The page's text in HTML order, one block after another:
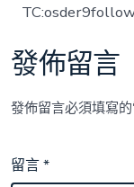
發佈留言
發佈留言必須填寫
留言*